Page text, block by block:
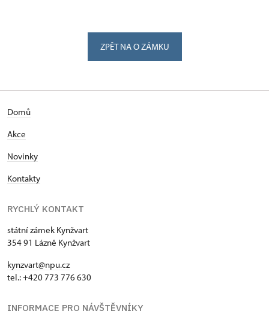
ZPĚT NA O ZÁMKU
Domů
Akce
Novinky
Kontakty
RYCHLÝ KONTAKT
státní zámek Kynžvart
354 91 Lázně Kynžvart
kynzvart@npu.cz
tel.: +420 773 776 630
INFORMACE PRO NÁVŠTĚVNÍKY